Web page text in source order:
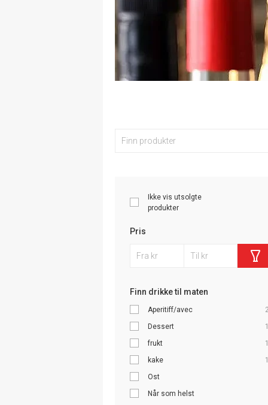
Ikke vis utsolgte
produkter
Pris
Finn drikke til maten
Aperitiff/avec
Dessert
frukt
kake
Ost
Når som helst